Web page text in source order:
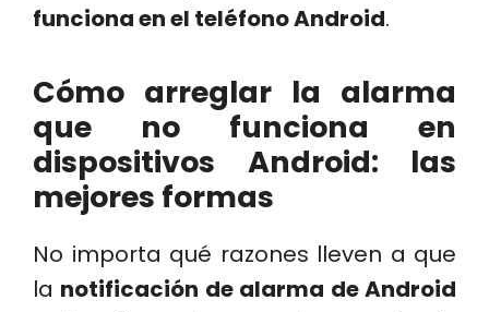
funciona en el teléfono Android.
Cómo arreglar la alarma
que no funciona en
dispositivos Android: las
mejores formas
No importa qué razones lleven a que
la notificación de alarma de Android